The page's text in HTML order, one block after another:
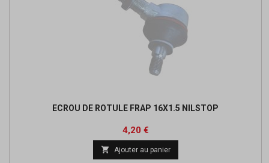
ECROU DE ROTULE FRAP 16X1.5 NILSTOP
Prix
4,20 €
 Ajouter au panier